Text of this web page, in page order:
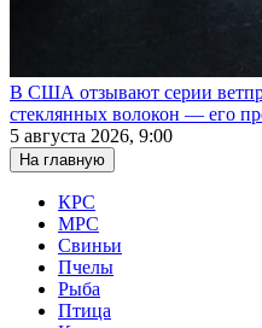
В США отзывают серии
стеклянных волокон — его
5 августа 2026, 9:00
На главную
КРС
МРС
Свиньи
Пчелы
Рыба
Птица